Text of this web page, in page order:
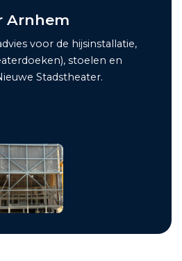
Arnhem
voor de hijsinstallatie,
stoelen en
Stadstheater.